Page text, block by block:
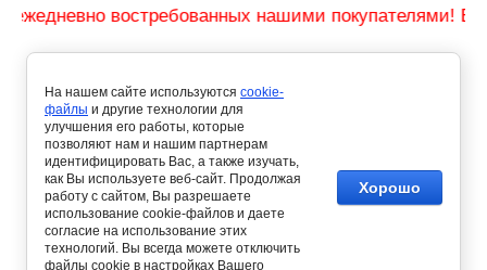
востребованных нашими покупателями!
На нашем сайте используются cookie-
файлы и другие технологии для
улучшения его работы, которые
позволяют нам и нашим партнерам
идентифицировать Вас, а также изучать,
как Вы используете веб-сайт. Продолжая
работу с сайтом, Вы разрешаете
использование cookie-файлов и даете
согласие на использование этих
технологий. Вы всегда можете отключить
файлы cookie в настройках Вашего
Хорошо